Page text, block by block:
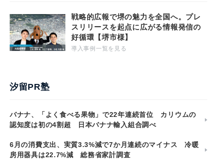
戦略的広報で堺の魅力を全国へ。プレ
スリリースを起点に広がる情報発信の
好循環【堺市様】
導入事例一覧を見る
汐留PR塾
バナナ、「よく食べる果物」で22年連続首位 カリウムの
認知度は初の4割超 日本バナナ輸入組合調べ
6月の消費支出、実質3.3%減で7か月連続のマイナス 冷暖
房用器具は22.7%減 総務省家計調査